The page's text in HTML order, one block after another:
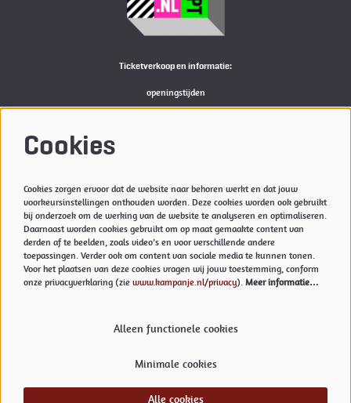
Ticketverkoop en informatie:
openingstijden
Bekijkhierde actuele openingstijden van de Kampanje
Privacyverklaring & Cookies
Techniek
Vacatures
Volg ons
Meld je aan voor onze nieuwsbrief.
Inschrijven
Cookies
Cookies zorgen ervoor dat de website naar behoren werkt en dat jouw
voorkeursinstellingen onthouden worden. Deze cookies worden ook gebruikt
bij onderzoek om de werking van de website te analyseren en optimaliseren.
Daarnaast worden cookies gebruikt om op maat gemaakte content van
derden af te beelden, zoals video’s en voor verschillende andere
toepassingen. Verder ook om content van sociale media te kunnen tonen.
Voor het plaatsen van deze cookies vragen wij jouw toestemming, conform
onze privacyverklaring (zie www.kampanje.nl/privacy). Meer informatie…
Alleen functionele cookies
Minimale cookies
Alle cookies